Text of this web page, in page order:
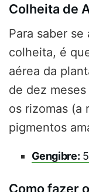
Colheita de
Para saber
colheita, é
aérea da
de dez
os rizomas (a
pigmentos
Gengibre:
Como fazer